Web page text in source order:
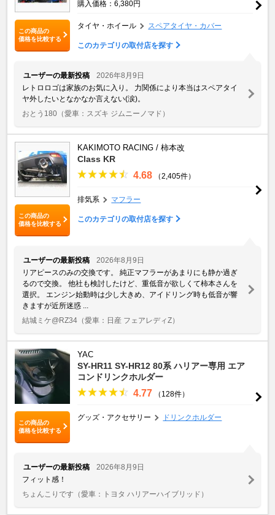
この商品の
価格を比較する
購入価格：6,380円
タイヤ・ホイール スペアタイヤ・カバー
このカテゴリの取付店を探す
ユーザーの最新投稿
2026年8月9日
レトロロゴは家族のお気に入り。 力関係により本当はスペアタイ
ヤ外したいとなかなか言えない(涙)。
おとう180 （愛車：スズキ ジムニーノマド）
この商品の
価格を比較する
KAKIMOTO RACING / 柿本改
Class KR
4.68 （2,405件）
排気系 マフラー
このカテゴリの取付店を探す
ユーザーの最新投稿
2026年8月9日
リアピースのみの交換です。 純正マフラーがあまりにも静か過ぎ
るので交換。 他社も検討したけど、重低音が欲しくて柿本さんを
選択。 エンジン始動時は少し大きめ、アイドリング時も低音が響
きますが近所迷惑 ...
結城ミケ@RZ34 （愛車：日産 フェアレディZ）
この商品の
価格を比較する
YAC
SY-HR11 SY-HR12 80系 ハリアー専用 エア
コンドリンクホルダー
4.77 （128件）
グッズ・アクセサリー ドリンクホルダー
ユーザーの最新投稿
2026年8月9日
フィット感！
ちょんこりです （愛車：トヨタ ハリアーハイブリッド）